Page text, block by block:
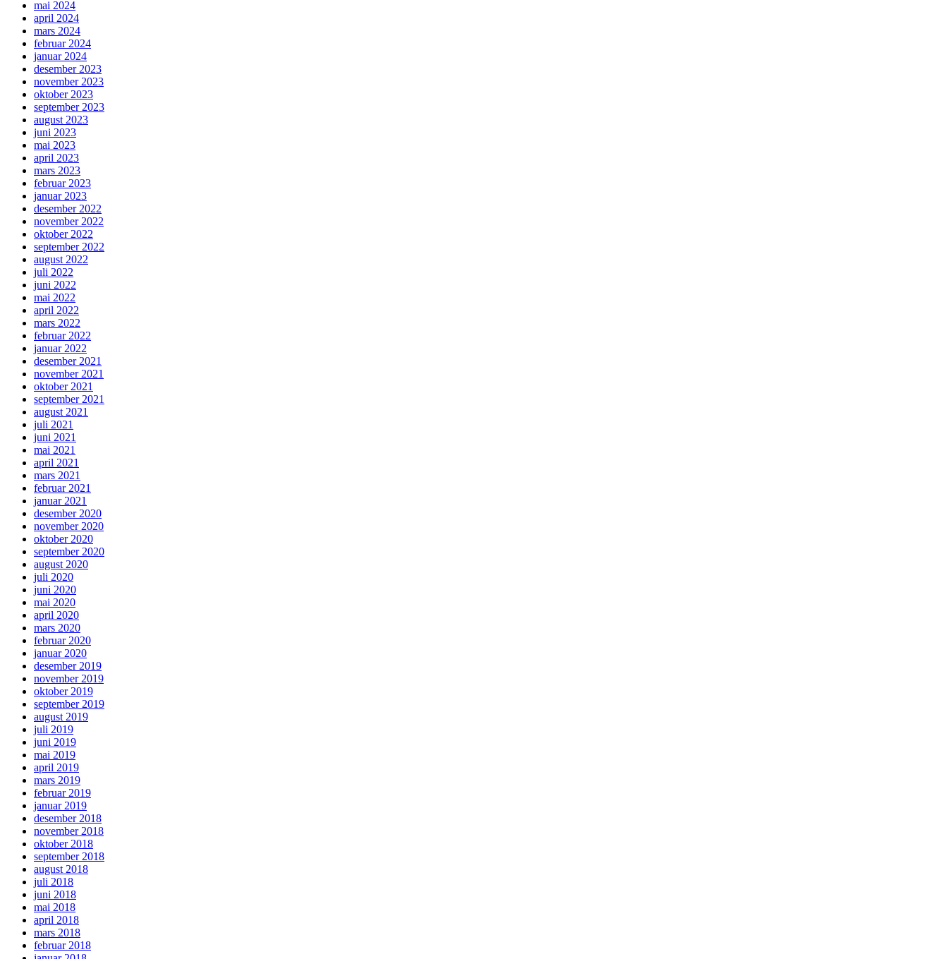
mai 2024
april 2024
mars 2024
februar 2024
januar 2024
desember 2023
november 2023
oktober 2023
september 2023
august 2023
juni 2023
mai 2023
april 2023
mars 2023
februar 2023
januar 2023
desember 2022
november 2022
oktober 2022
september 2022
august 2022
juli 2022
juni 2022
mai 2022
april 2022
mars 2022
februar 2022
januar 2022
desember 2021
november 2021
oktober 2021
september 2021
august 2021
juli 2021
juni 2021
mai 2021
april 2021
mars 2021
februar 2021
januar 2021
desember 2020
november 2020
oktober 2020
september 2020
august 2020
juli 2020
juni 2020
mai 2020
april 2020
mars 2020
februar 2020
januar 2020
desember 2019
november 2019
oktober 2019
september 2019
august 2019
juli 2019
juni 2019
mai 2019
april 2019
mars 2019
februar 2019
januar 2019
desember 2018
november 2018
oktober 2018
september 2018
august 2018
juli 2018
juni 2018
mai 2018
april 2018
mars 2018
februar 2018